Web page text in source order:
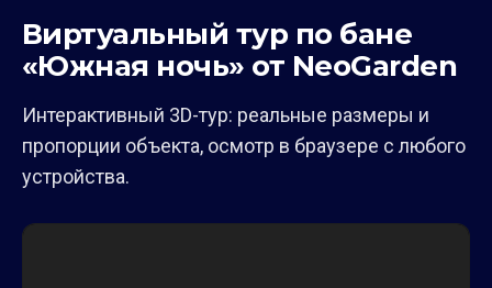
Виртуальный тур по бане
«Южная ночь» от NeoGarden
Интерактивный 3D-тур: реальные размеры и
пропорции объекта, осмотр в браузере с любого
устройства.